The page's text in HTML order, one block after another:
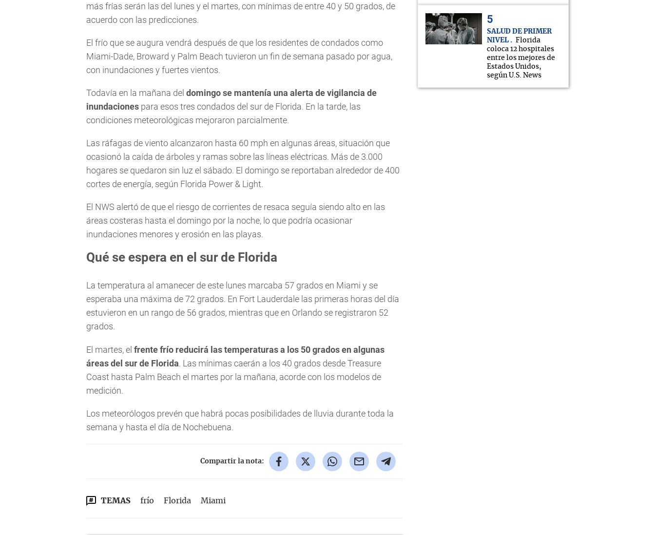
más frías serán las del lunes y el martes, con mínimas de entre 40 y 50 grados, de
acuerdo con las predicciones.
El frío que se augura vendrá después de que los residentes de condados como
Miami-Dade, Broward y Palm Beach tuvieron un fin de semana pasado por agua,
con inundaciones y fuertes vientos.
Todavía en la mañana del domingo se mantenía una alerta de vigilancia de
inundaciones para esos tres condados del sur de Florida. En la tarde, las
condiciones meteorológicas mejoraron parcialmente.
Las ráfagas de viento alcanzaron hasta 60 mph en algunas áreas, situación que
ocasionó la caída de árboles y ramas sobre las líneas eléctricas. Más de 3.000
hogares se quedaron sin luz el sábado. El domingo se reportaban alrededor de 400
cortes de energía, según Florida Power & Light.
El NWS alertó de que el riesgo de corrientes de resaca seguía siendo alto en las
áreas costeras hasta el domingo por la noche, lo que podría ocasionar
inundaciones menores y erosión en las playas.
Qué se espera en el sur de Florida
La temperatura al amanecer de este lunes marcaba 57 grados en Miami y se
esperaba una máxima de 72 grados. En Fort Lauderdale las primeras horas del día
estuvieron en un rango de 56 grados, mientras que en Orlando se registraron 52
grados.
El martes, el frente frío reducirá las temperaturas a los 50 grados en algunas
áreas del sur de Florida. Las mínimas caerán a los 40 grados desde Treasure
Coast hasta Palm Beach el martes por la mañana, acorde con los modelos de
medición.
Los meteorólogos prevén que habrá pocas posibilidades de lluvia durante toda la
semana y hasta el día de Nochebuena.
Compartir la nota:
TEMAS frío Florida Miami
SALUD DE PRIMER
NIVEL
Florida
coloca 12 hospitales
entre los mejores de
Estados Unidos,
según U.S. News